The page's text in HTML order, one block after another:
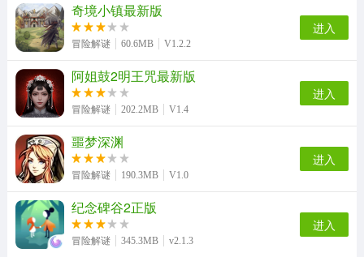
奇境小镇最新版
冒险解谜 60.6MB V1.2.2
进入
阿姐鼓2明王咒最新版
冒险解谜 202.2MB V1.4
进入
噩梦深渊
冒险解谜 190.3MB V1.0
进入
纪念碑谷2正版
冒险解谜 345.3MB v2.1.3
进入